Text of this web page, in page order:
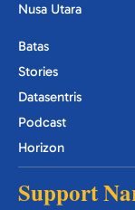
Nusa Utara
Batas
Stories
Datasentris
Podcast
Horizon
Support